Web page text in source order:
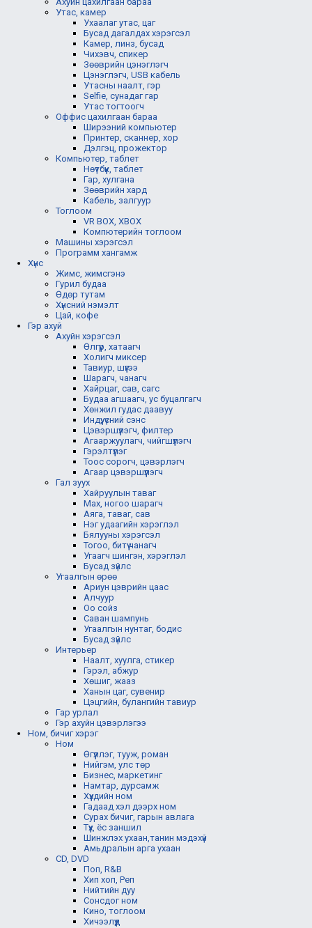
Утас, камер
Ухаалаг утас, цаг
Бусад дагалдах хэрэгсэл
Камер, линз, бусад
Чихэвч, спикер
Зөөврийн цэнэглэгч
Цэнэглэгч, USB кабель
Утасны наалт, гэр
Selfie, сунадаг гар
Утас тогтоогч
Оффис цахилгаан бараа
Ширээний компьютер
Принтер, сканнер, хор
Дэлгэц, прожектор
Компьютер, таблет
Нөүтбүүк, таблет
Гар, хулгана
Зөөврийн хард
Кабель, залгуур
Тоглоом
VR BOX, XBOX
Компютерийн тоглоом
Машины хэрэгсэл
Программ хангамж
Хүнс
Жимс, жимсгэнэ
Гурил будаа
Өдөр тутам
Хүнсний нэмэлт
Цай, кофе
Гэр ахуй
Ахуйн хэрэгсэл
Өлгүүр, хатаагч
Холигч миксер
Тавиур, шүүгээ
Шарагч, чанагч
Хайрцаг, сав, сагс
Будаа агшаагч, ус буцалгагч
Хөнжил гудас даавуу
Индүү, үсний сэнс
Цэвэршүүлэгч, филтер
Агааржуулагч, чийгшүүлэгч
Гэрэлтүүлэг
Тоос сорогч, цэвэрлэгч
Агаар цэвэршүүлэгч
Гал зуух
Хайруулын таваг
Мах, ногоо шарагч
Аяга, таваг, сав
Нэг удаагийн хэрэглэл
Бялууны хэрэгсэл
Тогоо, битүү чанагч
Угаагч шингэн, хэрэглэл
Бусад зүйлс
Угаалгын өрөө
Ариун цэврийн цаас
Алчуур
Оо сойз
Саван шампунь
Угаалгын нунтаг, бодис
Бусад зүйлс
Интерьер
Наалт, хуулга, стикер
Гэрэл, абжур
Хөшиг, жааз
Ханын цаг, сувенир
Цэцгийн, булангийн тавиур
Гар урлал
Гэр ахуйн цэвэрлэгээ
Ном, бичиг хэрэг
Ном
Өгүүллэг, тууж, роман
Нийгэм, улс төр
Бизнес, маркетинг
Намтар, дурсамж
Хүүхдийн ном
Гадаад хэл дээрх ном
Сурах бичиг, гарын авлага
Түүх, ёс заншил
Шинжлэх ухаан,танин мэдэхүй
Амьдралын арга ухаан
CD, DVD
Поп, R&B
Хип хоп, Реп
Нийтийн дуу
Сонсдог ном
Кино, тоглоом
Хичээлүүд